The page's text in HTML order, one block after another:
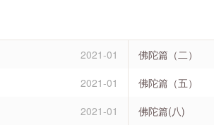
2021-01
佛陀篇（二）
2021-01
佛陀篇（五）
2021-01
佛陀篇(八)